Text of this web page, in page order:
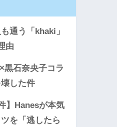
通う「khaki」
由
黒石奈央子コラ
した件
】Hanesが本気
を「逃したら